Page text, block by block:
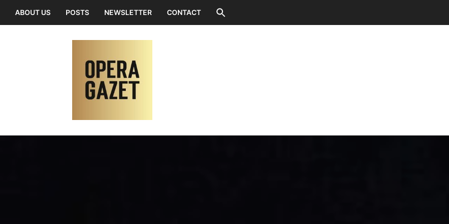
ABOUT US POSTS NEWSLETTER CONTACT